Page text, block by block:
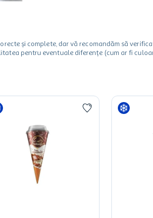
și complete, dar vă recomandăm să
pentru eventuale diferențe (cum ar fi